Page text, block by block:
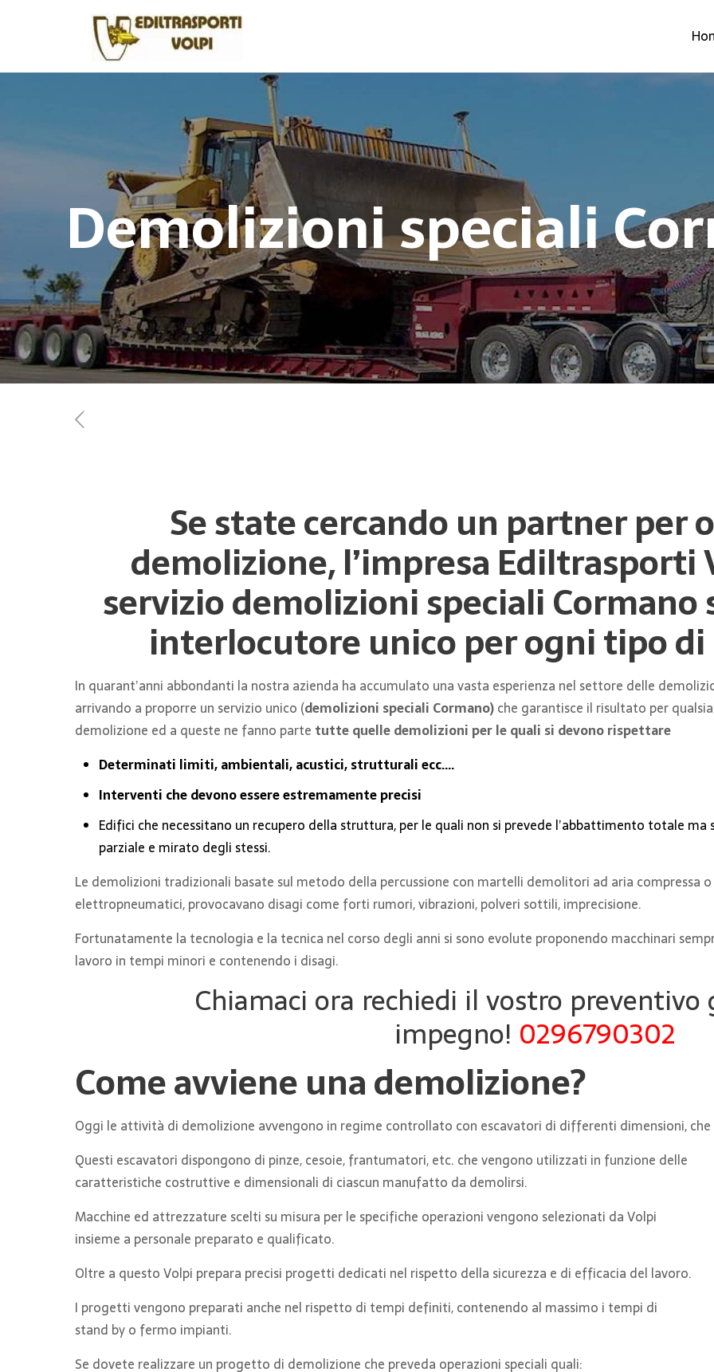
Demolizioni speciali
Se state cercando un partner per
demolizione, l’impresa Ediltrasporti
servizio demolizioni speciali Cormano
interlocutore unico per ogni tipo
In quarant’anni abbondanti la nostra azienda ha accumulato una vasta esperienza nel settore delle
arrivando a proporre un servizio unico (demolizioni speciali Cormano)che garantisce il risultato per
demolizione ed a queste ne fanno parte tutte quelle demolizioni per le quali si devono rispettare
Determinati limiti, ambientali, acustici, strutturali ecc.…
Interventi che devono essere estremamente precisi
Edifici che necessitano un recupero della struttura, per le quali non si prevede l’abbattimento totale ma
parziale e mirato degli stessi.
Le demolizioni tradizionali basate sul metodo della percussione con martelli demolitori ad aria compressa o
elettropneumatici, provocavano disagi come forti rumori, vibrazioni, polveri sottili, imprecisione.
Fortunatamente la tecnologia e la tecnica nel corso degli anni si sono evolute proponendo macchinari
lavoro in tempi minori e contenendo i disagi.
Chiamaci ora rechiedi il vostro preventivo
impegno! 0296790302
Come avviene una demolizione?
Oggi le attività di demolizione avvengono in regime controllato con escavatori di differenti dimensioni,
Questi escavatori dispongono di pinze, cesoie, frantumatori, etc. che vengono utilizzati in funzione delle
caratteristiche costruttive e dimensionali di ciascun manufatto da demolirsi.
Macchine ed attrezzature scelti su misura per le specifiche operazioni vengono selezionati da Volpi
insieme a personale preparato e qualificato.
Oltre a questo Volpi prepara precisi progetti dedicati nel rispetto della sicurezza e di efficacia del lavoro.
I progetti vengono preparati anche nel rispetto di tempi definiti, contenendo al massimo i tempi di
stand by o fermo impianti.
Se dovete realizzare un progetto di demolizione che preveda operazioni speciali quali: